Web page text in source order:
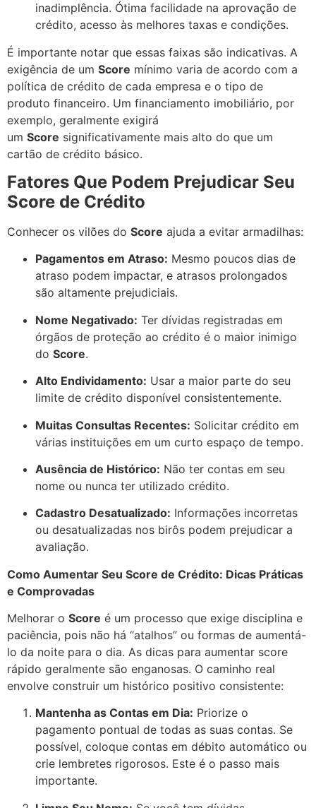
inadimplência. Ótima facilidade na aprovação de
crédito, acesso às melhores taxas e condições.
É importante notar que essas faixas são indicativas. A
exigência de um Score mínimo varia de acordo com a
política de crédito de cada empresa e o tipo de
produto financeiro. Um financiamento imobiliário, por
exemplo, geralmente exigirá
um Score significativamente mais alto do que um
cartão de crédito básico.
Fatores Que Podem Prejudicar Seu
Score de Crédito
Conhecer os vilões do Score ajuda a evitar armadilhas:
Pagamentos em Atraso: Mesmo poucos dias de
atraso podem impactar, e atrasos prolongados
são altamente prejudiciais.
Nome Negativado: Ter dívidas registradas em
órgãos de proteção ao crédito é o maior inimigo
do Score.
Alto Endividamento: Usar a maior parte do seu
limite de crédito disponível consistentemente.
Muitas Consultas Recentes: Solicitar crédito em
várias instituições em um curto espaço de tempo.
Ausência de Histórico: Não ter contas em seu
nome ou nunca ter utilizado crédito.
Cadastro Desatualizado: Informações incorretas
ou desatualizadas nos birôs podem prejudicar a
avaliação.
Como Aumentar Seu Score de Crédito: Dicas Práticas
e Comprovadas
Melhorar o Score é um processo que exige disciplina e
paciência, pois não há “atalhos” ou formas de aumentá-
lo da noite para o dia. As dicas para aumentar score
rápido geralmente são enganosas. O caminho real
envolve construir um histórico positivo consistente:
Mantenha as Contas em Dia: Priorize o
pagamento pontual de todas as suas contas. Se
possível, coloque contas em débito automático ou
crie lembretes rigorosos. Este é o passo mais
importante.